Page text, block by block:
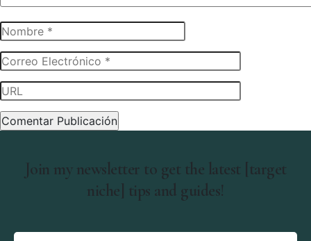
Join my newsletter to get the latest [target
niche] tips and guides!